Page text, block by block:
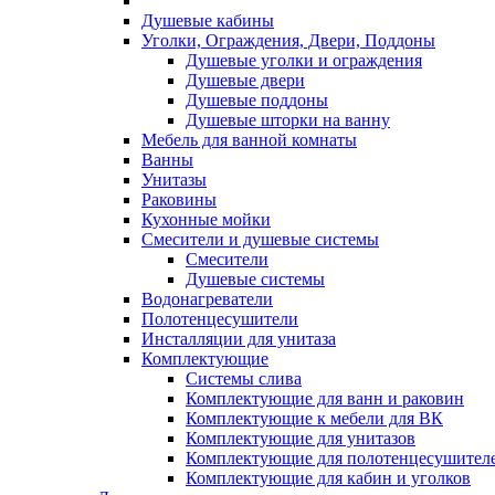
Душевые кабины
Уголки, Ограждения, Двери, Поддоны
Душевые уголки и ограждения
Душевые двери
Душевые поддоны
Душевые шторки на ванну
Мебель для ванной комнаты
Ванны
Унитазы
Раковины
Кухонные мойки
Смесители и душевые системы
Смесители
Душевые системы
Водонагреватели
Полотенцесушители
Инсталляции для унитаза
Комплектующие
Системы слива
Комплектующие для ванн и раковин
Комплектующие к мебели для ВК
Комплектующие для унитазов
Комплектующие для
Комплектующие для кабин и уголков